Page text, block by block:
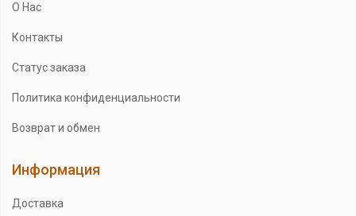
О Нас
Контакты
Статус заказа
Политика конфиденциальности
Возврат и обмен
Информация
Доставка